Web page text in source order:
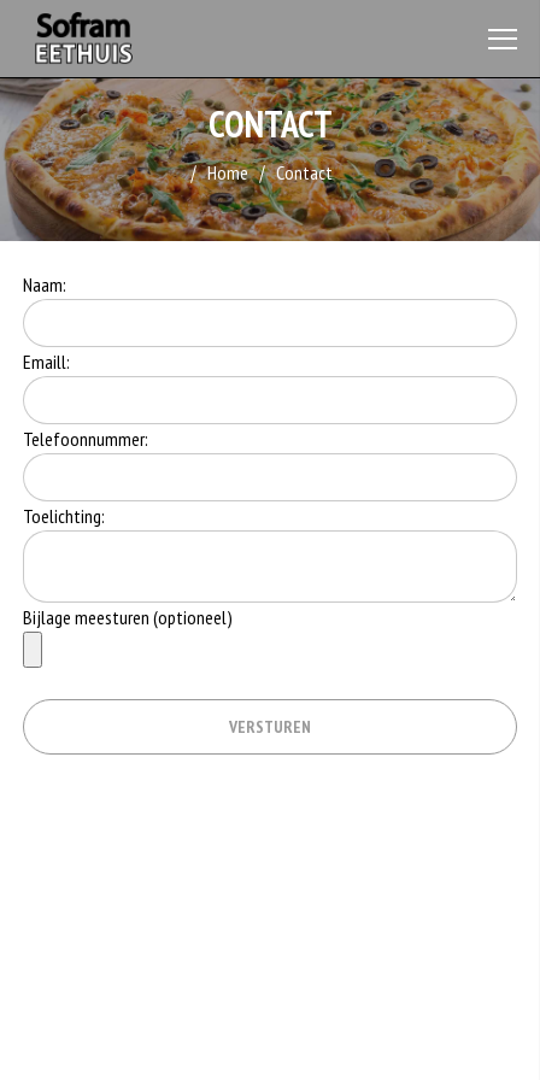
CONTACT
Home Contact
Naam:
Emaill:
Telefoonnummer:
Toelichting:
Bijlage meesturen (optioneel)